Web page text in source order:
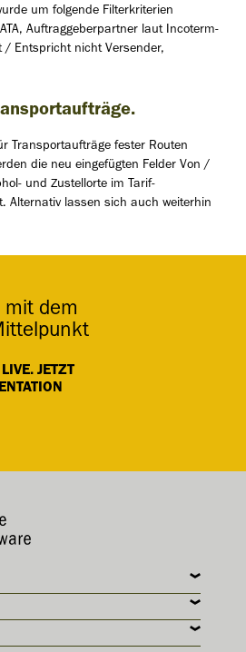
um folgende Filterkriterien
ATA, Auftraggeberpartner laut Incoterm-
/ Entspricht nicht Versender,
Transportaufträge fester Routen
die neu eingefügten Felder Von /
und Zustellorte im Tarif-
Alternativ lassen sich auch weiterhin
JETZT
mit dem